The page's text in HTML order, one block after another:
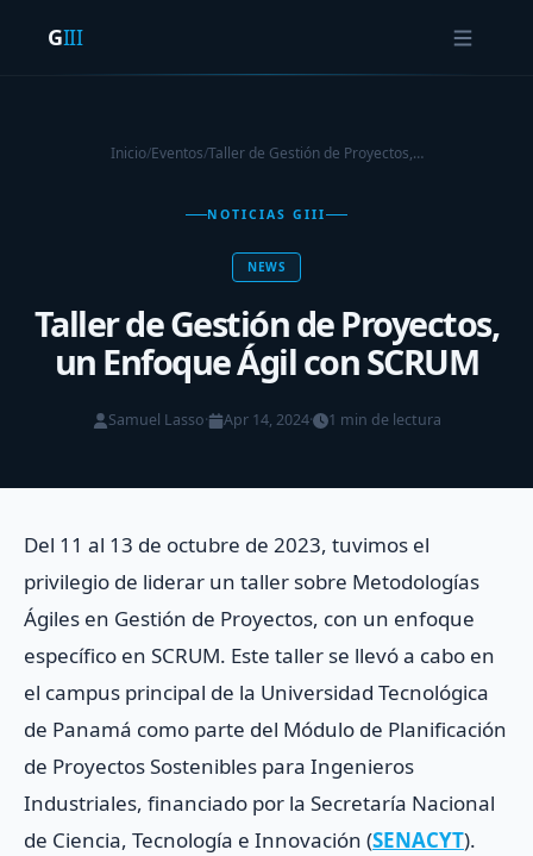
GIII
Inicio/Eventos/Taller de Gestión de Proyectos,…
NOTICIAS GIII
NEWS
Taller de Gestión de Proyectos,
un Enfoque Ágil con SCRUM
Samuel Lasso· Apr 14, 2024· 1 min de lectura
Del 11 al 13 de octubre de 2023, tuvimos el
privilegio de liderar un taller sobre Metodologías
Ágiles en Gestión de Proyectos, con un enfoque
específico en SCRUM. Este taller se llevó a cabo en
el campus principal de la Universidad Tecnológica
de Panamá como parte del Módulo de Planificación
de Proyectos Sostenibles para Ingenieros
Industriales, financiado por la Secretaría Nacional
de Ciencia, Tecnología e Innovación (SENACYT).